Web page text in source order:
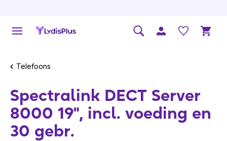
Telefoons
Spectralink DECT Server
8000 19", incl. voeding en
30 gebr.